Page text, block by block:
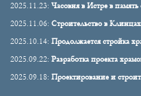
2025.11.23: Часовня в Истре в
2025.11.06: Строительство в
2025.10.14: Продолжается стройка
2025.09.22: Разработка проекта
2025.09.18: Проектирование и